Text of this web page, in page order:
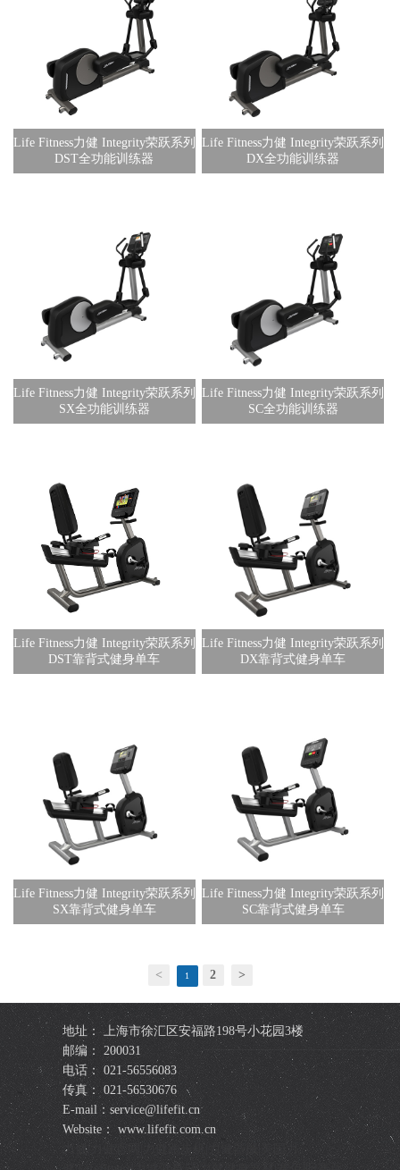
Life Fitness力健 Integrity荣跃系列
DST全功能训练器
Life Fitness力健 Integrity荣跃系列
DX全功能训练器
Life Fitness力健 Integrity荣跃系列
SX全功能训练器
Life Fitness力健 Integrity荣跃系列
SC全功能训练器
Life Fitness力健 Integrity荣跃系列
DST靠背式健身单车
Life Fitness力健 Integrity荣跃系列
DX靠背式健身单车
Life Fitness力健 Integrity荣跃系列
SX靠背式健身单车
Life Fitness力健 Integrity荣跃系列
SC靠背式健身单车
< 1 2 >
地址： 上海市徐汇区安福路198号小花园3楼
邮编： 200031
电话： 021-56556083
传真： 021-56530676
E-mail：service@lifefit.cn
Website： www.lifefit.com.cn
力健|力健官网|力健跑步机|力健器械|美国力